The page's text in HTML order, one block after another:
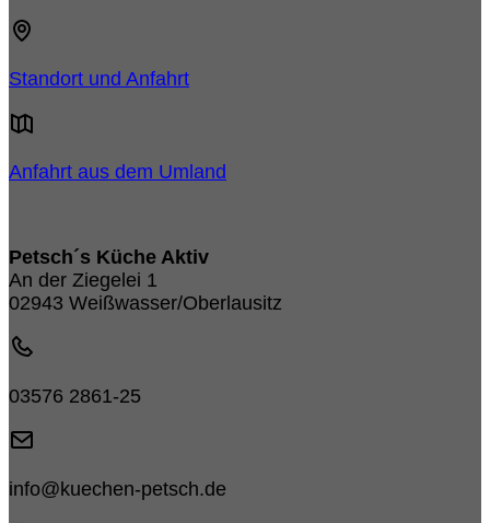
Standort und Anfahrt
Anfahrt aus dem Umland
Petsch´s Küche Aktiv
An der Ziegelei 1
02943 Weißwasser/Oberlausitz
03576 2861-25
info@kuechen-petsch.de